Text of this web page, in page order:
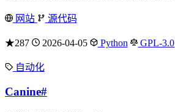
网站 源代码
★287 2026-04-05 Python GPL-3.0
自动化
Canine#